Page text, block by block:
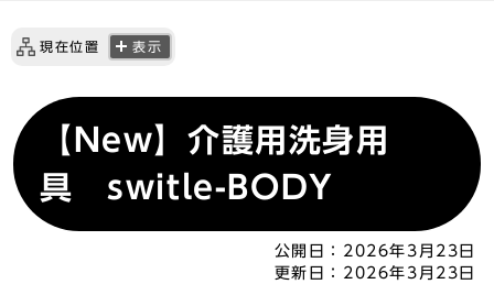
現在位置 表示
【New】介護用洗身用
具 switle-BODY
公開日： 2026年3月23日
更新日： 2026年3月23日